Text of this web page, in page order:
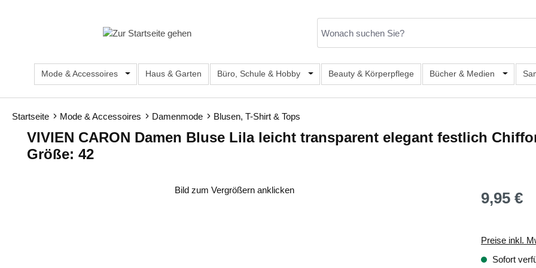
Mode & Accessoires Öffne oder Schließe das Dropdown der Kategorie Mode & Accessoires
Haus & Garten Büro, Schule & Hobby Öffne oder Schließe das Dropdown der Kategorie Büro,
Beauty & Körperpflege Bücher & Medien Öffne
Startseite Mode & Accessoires Damenmode Blusen, T-Shirt & Tops
VIVIEN CARON Damen Bluse Lila leicht transparent elegant festlich
Größe: 42
Bild zum Vergrößern anklicken
Regulärer
9,95 €
Preise inkl.
Sofort